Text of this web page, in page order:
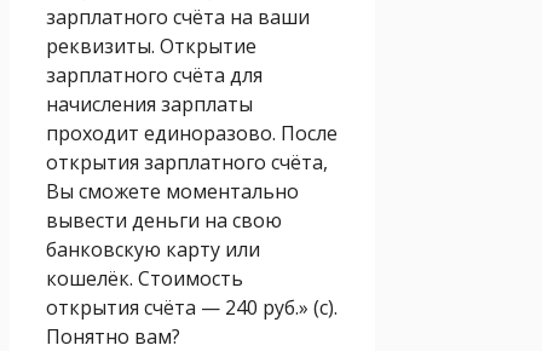
зарплатного счёта на ваши
реквизиты. Открытие
зарплатного счёта для
начисления зарплаты
проходит единоразово. После
открытия зарплатного счёта,
Вы сможете моментально
вывести деньги на свою
банковскую карту или
кошелёк. Стоимость
открытия счёта — 240 руб.» (с).
Понятно вам?